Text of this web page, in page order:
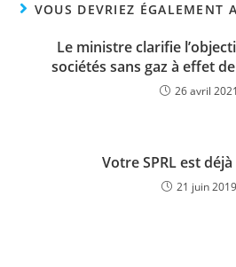
VOUS DEVRIEZ ÉGALEMENT
Le ministre clarifie
sociétés sans gaz à effet
26 avril 2021
Votre SPRL est déjà
21 juin 2019